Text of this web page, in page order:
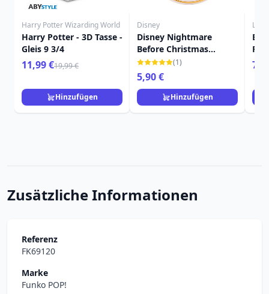
Harry Potter Wizarding World
Harry Potter - 3D Tasse -
Gleis 9 3/4
11,99 €19,99 €
Hinzufügen
Disney
Disney Nightmare
Before Christmas
Untersetzer
(1)
5,90 €
Hinzufügen
Zusätzliche Informationen
Referenz
FK69120
Marke
Funko POP!